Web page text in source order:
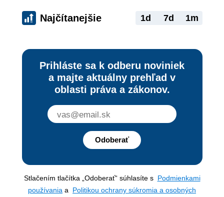
Najčítanejšie 1d 7d 1m
Prihláste sa k odberu noviniek
a majte aktuálny prehľad v
oblasti práva a zákonov.
Odoberať
Stlačením tlačítka „Odoberať“ súhlasíte s Podmienkami
používania a Politikou ochrany súkromia a osobných